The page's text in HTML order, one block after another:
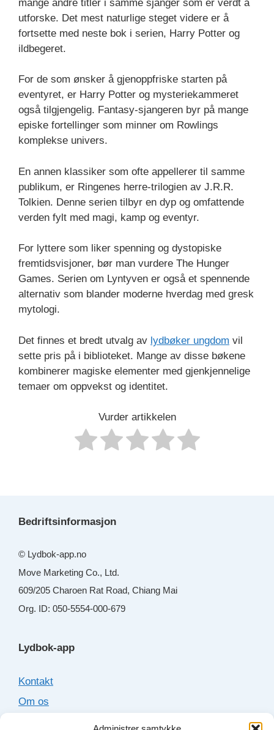
mange andre titler i samme sjanger som er verdt å
utforske. Det mest naturlige steget videre er å
fortsette med neste bok i serien, Harry Potter og
ildbegeret.
For de som ønsker å gjenoppfriske starten på
eventyret, er Harry Potter og mysteriekammeret
også tilgjengelig. Fantasy-sjangeren byr på mange
episke fortellinger som minner om Rowlings
komplekse univers.
En annen klassiker som ofte appellerer til samme
publikum, er Ringenes herre-trilogien av J.R.R.
Tolkien. Denne serien tilbyr en dyp og omfattende
verden fylt med magi, kamp og eventyr.
For lyttere som liker spenning og dystopiske
fremtidsvisjoner, bør man vurdere The Hunger
Games. Serien om Lyntyven er også et spennende
alternativ som blander moderne hverdag med gresk
mytologi.
Det finnes et bredt utvalg av lydbøker ungdom vil
sette pris på i biblioteket. Mange av disse bøkene
kombinerer magiske elementer med gjenkjennelige
temaer om oppvekst og identitet.
Vurder artikkelen
Bedriftsinformasjon
© Lydbok-app.no
Move Marketing Co., Ltd.
609/205 Charoen Rat Road, Chiang Mai
Org. ID: 050-5554-000-679
Lydbok-app
Kontakt
Om os